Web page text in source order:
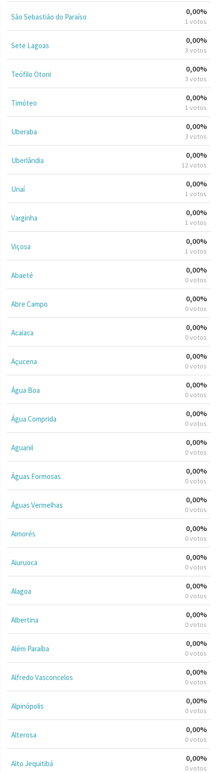
São Sebastião do Paraíso
0,00%
1 votos
Sete Lagoas
0,00%
3 votos
Teófilo Otoni
0,00%
3 votos
Timóteo
0,00%
1 votos
Uberaba
0,00%
3 votos
Uberlândia
0,00%
12 votos
Unaí
0,00%
1 votos
Varginha
0,00%
1 votos
Viçosa
0,00%
1 votos
Abaeté
0,00%
0 votos
Abre Campo
0,00%
0 votos
Acaiaca
0,00%
0 votos
Açucena
0,00%
0 votos
Água Boa
0,00%
0 votos
Água Comprida
0,00%
0 votos
Aguanil
0,00%
0 votos
Águas Formosas
0,00%
0 votos
Águas Vermelhas
0,00%
0 votos
Aimorés
0,00%
0 votos
Aiuruoca
0,00%
0 votos
Alagoa
0,00%
0 votos
Albertina
0,00%
0 votos
Além Paraíba
0,00%
0 votos
Alfredo Vasconcelos
0,00%
0 votos
Alpinópolis
0,00%
0 votos
Alterosa
0,00%
0 votos
Alto Jequitibá
0,00%
0 votos